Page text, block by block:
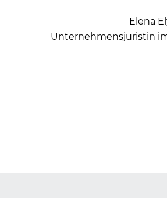
Elena
Unternehmensjuristin